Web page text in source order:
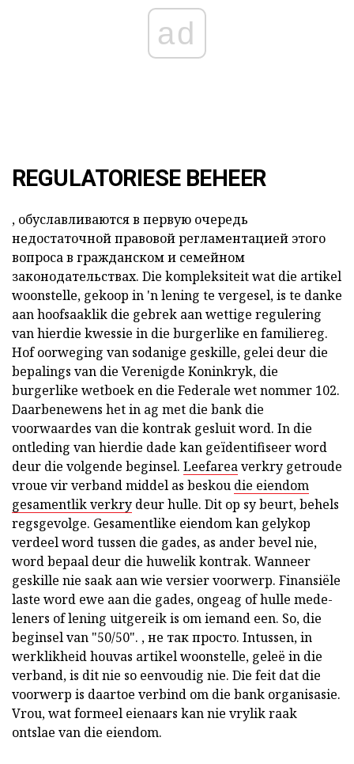
ad
REGULATORIESE BEHEER
, обуславливаются в первую очередь
недостаточной правовой регламентацией этого
вопроса в гражданском и семейном
законодательствах. Die kompleksiteit wat die artikel
woonstelle, gekoop in 'n lening te vergesel,is te danke
aan hoofsaaklik die gebrek aan wettige regulering
van hierdie kwessie in die burgerlike en familiereg.
Hof oorweging van sodanige geskille, gelei deur die
bepalings van die Verenigde Koninkryk, die
burgerlike wetboek en die Federale wet nommer 102.
Daarbenewens het in ag met die bank die
voorwaardes van die kontrak gesluit word. In die
ontleding van hierdie dade kan geïdentifiseer word
deur die volgende beginsel. Leefareaverkry getroude
vroue vir verband middel as beskou die eiendom
gesamentlik verkry deur hulle. Dit op sy beurt, behels
regsgevolge. Gesamentlike eiendom kan gelykop
verdeel word tussen die gades, as ander bevel nie,
word bepaal deur die huwelik kontrak. Wanneer
geskille nie saak aan wie versier voorwerp. Finansiële
laste word ewe aan die gades, ongeag of hulle mede-
leners of lening uitgereik is om iemand een. So, die
beginsel van "50/50". , не так просто. Intussen, in
werklikheid houvas artikel woonstelle, geleë in die
verband,is dit nie so eenvoudig nie. Die feit dat die
voorwerp is daartoe verbind om die bank organisasie.
Vrou, wat formeel eienaars kan nie vrylik raak
ontslae van die eiendom.